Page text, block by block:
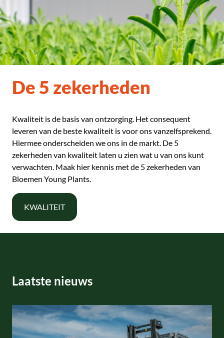
De 5 zekerheden
Kwaliteit is de basis van ontzorging. Het consequent
leveren van de beste kwaliteit is voor ons vanzelfsprekend.
Hiermee onderscheiden we ons in de markt. De 5
zekerheden van kwaliteit laten u zien wat u van ons kunt
verwachten. Maak hier kennis met de 5 zekerheden van
Bloemen Young Plants.
KWALITEIT
Laatste nieuws